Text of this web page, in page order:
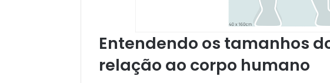
Entendendo os tamanhos
relação ao corpo humano